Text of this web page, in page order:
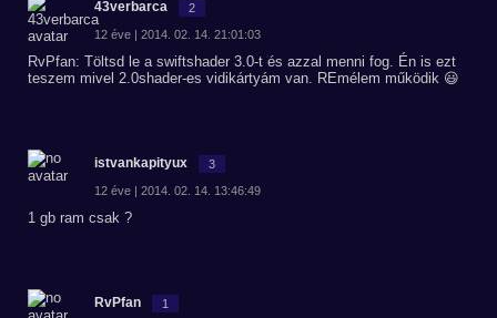
43verbarca 2
12 éve | 2014. 02. 14. 21:01:03
RvPfan: Töltsd le a swiftshader 3.0-t és azzal menni fog. Én is ezt
teszem mivel 2.0shader-es vidikártyám van. REmélem működik 😃
istvankapityux 3
12 éve | 2014. 02. 14. 13:46:49
1 gb ram csak ?
RvPfan 1